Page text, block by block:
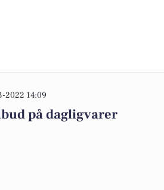
2022 14:09
på dagligvarer